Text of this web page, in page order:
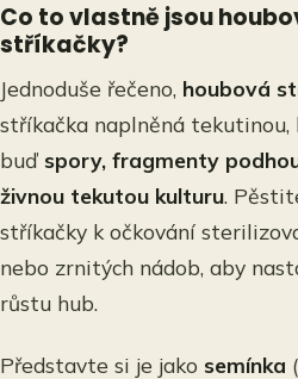
Co to vlastně jsou
stříkačky?
Jednoduše řečeno, houbová
stříkačka naplněná tekutinou,
buď spory, fragmenty
živnou tekutou kulturu.
stříkačky k očkování
nebo zrnitých nádob, aby
růstu hub.
Představte si je jako semínka